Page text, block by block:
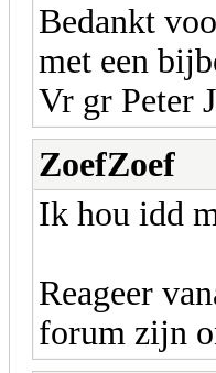
Bedankt
met een
Vr gr Peter
ZoefZoef
Ik hou idd
Reageer
forum zijn